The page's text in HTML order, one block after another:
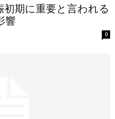
初期に重要と言われる
響
0